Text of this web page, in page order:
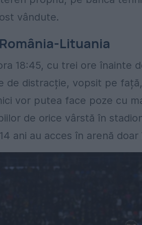
vândute.
Lituania
18:45, cu trei ore înainte
de distracție, vopsit pe
vor putea face poze cu
de orice vârstă în
ani au acces în arenă